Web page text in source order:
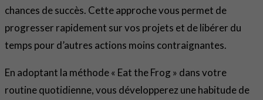
chances de succès. Cette approche vous permet de
progresser rapidement sur vos projets et de libérer du
temps pour d’autres actions moins contraignantes.
En adoptant la méthode « Eat the Frog » dans votre
routine quotidienne, vous développerez une habitude de